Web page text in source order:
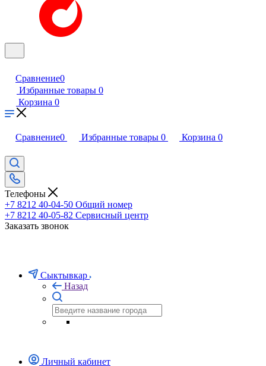
Сравнение0
Избранные товары 0
Корзина 0
Сравнение0 Избранные товары 0 Корзина 0
Телефоны
+7 8212 40-04-50 Общий номер
+7 8212 40-05-82 Сервисный центр
Заказать звонок
Сыктывкар
Назад
Личный кабинет